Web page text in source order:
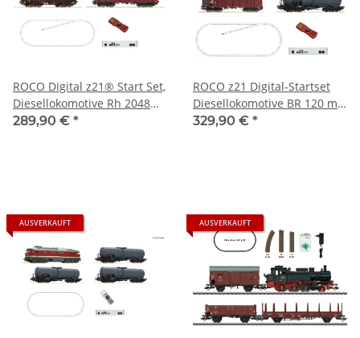
ROCO Digital z21® Start Set,
Diesellokomotive Rh 2048
mit Güterzug ÖBB Ep.V
289,90 € *
ROCO z21 Digital-Startset
Diesellokomotive BR 120 mit
Güterzug DR Ep.IV 51331
329,90 € *
AUSVERKAUFT AUSVERKAUFT